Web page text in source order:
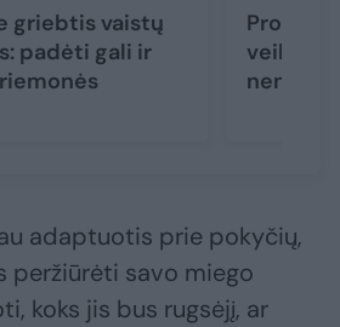
griebtis vaistų
padėti gali ir
nemiga
adaptuotis prie pokyčių,
peržiūrėti savo miego
koks jis bus rugsėjį, ar